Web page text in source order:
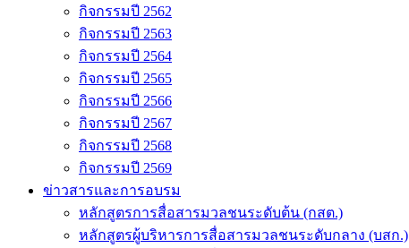
กิจกรรมปี 2562
กิจกรรมปี 2563
กิจกรรมปี 2564
กิจกรรมปี 2565
กิจกรรมปี 2566
กิจกรรมปี 2567
กิจกรรมปี 2568
กิจกรรมปี 2569
ข่าวสารและการอบรม
หลักสูตรการสื่อสารมวลชนระดับต้น (กสต.)
หลักสูตรผู้บริหารการสื่อสารมวลชนระดับกลาง (บสก.)